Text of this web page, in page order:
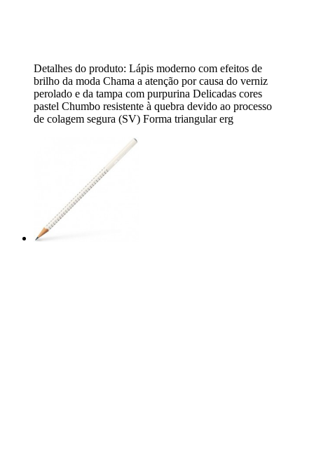
Detalhes do produto: Lápis moderno com efeitos de
brilho da moda Chama a atenção por causa do verniz
perolado e da tampa com purpurina Delicadas cores
pastel Chumbo resistente à quebra devido ao processo
de colagem segura (SV) Forma triangular erg